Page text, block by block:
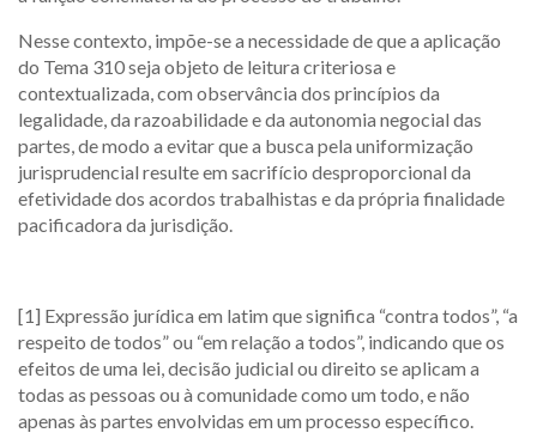
Nesse contexto, impõe-se a necessidade de que a aplicação
do Tema 310 seja objeto de leitura criteriosa e
contextualizada, com observância dos princípios da
legalidade, da razoabilidade e da autonomia negocial das
partes, de modo a evitar que a busca pela uniformização
jurisprudencial resulte em sacrifício desproporcional da
efetividade dos acordos trabalhistas e da própria finalidade
pacificadora da jurisdição.
[1] Expressão jurídica em latim que significa “contra todos”, “a
respeito de todos” ou “em relação a todos”, indicando que os
efeitos de uma lei, decisão judicial ou direito se aplicam a
todas as pessoas ou à comunidade como um todo, e não
apenas às partes envolvidas em um processo específico.